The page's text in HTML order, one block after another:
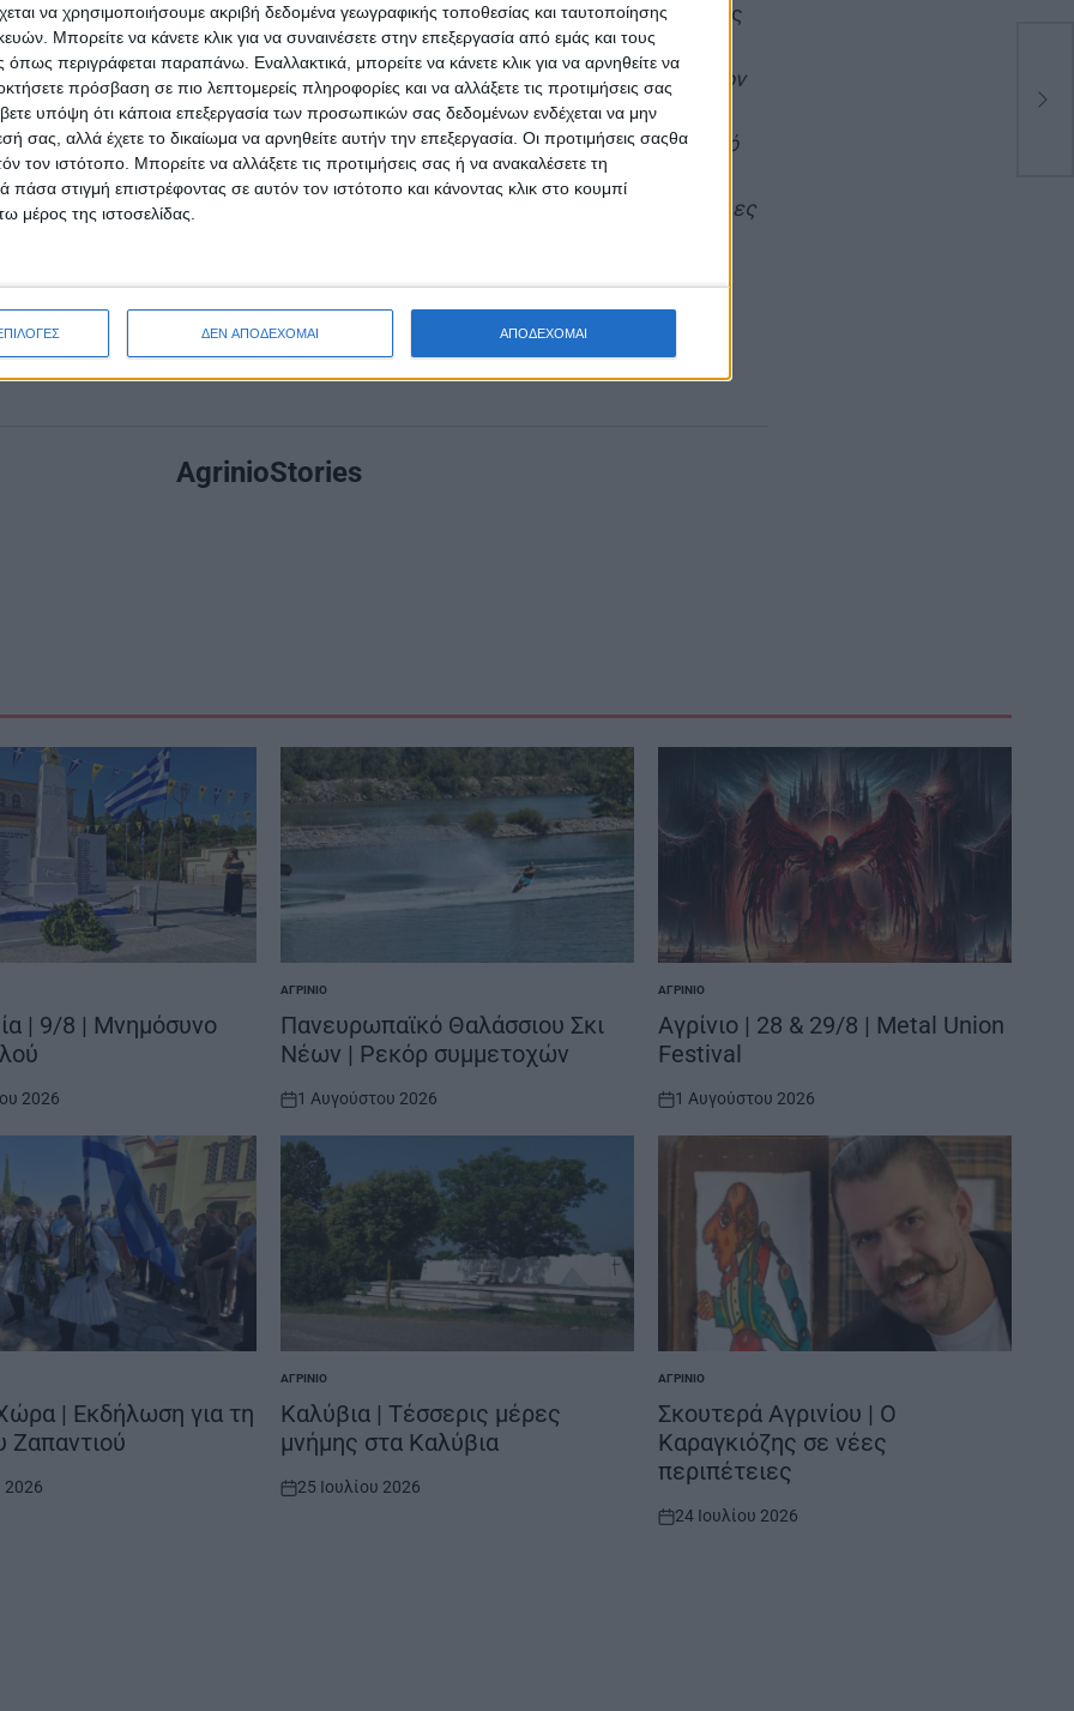
να χρησιμοποιήσουμε ακριβή δεδομένα γεωγραφικής τοποθεσίας και ταυτοποίησης
Μπορείτε να κάνετε κλικ για να συναινέσετε στην επεξεργασία από εμάς και τους
περιγράφεται παραπάνω. Εναλλακτικά, μπορείτε να κάνετε κλικ για να αρνηθείτε να
πρόσβαση σε πιο λεπτομερείς πληροφορίες και να αλλάξετε τις προτιμήσεις σας
υπόψη ότι κάποια επεξεργασία των προσωπικών σας δεδομένων ενδέχεται να μην
σας, αλλά έχετε το δικαίωμα να αρνηθείτε αυτήν την επεξεργασία. Οι προτιμήσεις σαςθα
τον ιστότοπο. Μπορείτε να αλλάξετε τις προτιμήσεις σας ή να ανακαλέσετε τη
στιγμή επιστρέφοντας σε αυτόν τον ιστότοπο και κάνοντας κλικ στο κουμπί
μέρος της ιστοσελίδας.
ΔΕΝ ΑΠΟΔΕΧΟΜΑΙ ΑΠΟΔΕΧΟΜΑΙ
εκ μέρους της Περιφέρειας Δυτικής Ελλάδας είναι ο Αντιπεριφερειάρχης
και ΠεριβάλλοντοςΛάμπρος Δημητρογιάννης, ο οποίος δήλωσε
χρονιά οι περιηγήσεις με σκάφη συνεχίζουν να αναδεικνύουν τον
της Λίμνης Κρεμαστών δίνοντας την ευκαιρία στους συμπολίτες μας να
να βιώσουν σπάνιες εμπειρίες και να γνωρίσουν το ιδιαίτερο φυσικό
Κρεμαστών. Φέτος το Σχέδιο Δράσης μας για την ανάδειξη φυσικών
και αυτό αποδείχτηκε από τη συμμετοχή των πολιτών σε ποικίλες
Δείτε ταΔΡΟΜΟΛΟΓΙΑ
AgrinioStories
| 9/8 | Μνημόσυνο
2026
POSTED
IN
ΑΓΡΊΝΙΟ
Πανευρωπαϊκό Θαλάσσιου Σκι
Νέων | Ρεκόρ συμμετοχών
on
1 Αυγούστου 2026
POSTED
IN
ΑΓΡΊΝΙΟ
Αγρίνιο | 28 & 29/8 | Metal Union
Festival
on
1 Αυγούστου 2026
| Εκδήλωση για τη
Ζαπαντιού
2026
POSTED
IN
ΑΓΡΊΝΙΟ
Καλύβια | Τέσσερις μέρες
μνήμης στα Καλύβια
on
25 Ιουλίου 2026
POSTED
IN
ΑΓΡΊΝΙΟ
Σκουτερά Αγρινίου | Ο
Καραγκιόζης σε νέες
περιπέτειες
on
24 Ιουλίου 2026